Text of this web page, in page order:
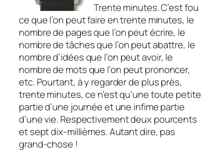
Trente minutes. C’est fou
ce que l’on peut faire en trente minutes, le
nombre de pages que l’on peut écrire, le
nombre de tâches que l’on peut abattre, le
nombre d’idées que l’on peut avoir, le
nombre de mots que l’on peut prononcer,
etc. Pourtant, à y regarder de plus près,
trente minutes, ce n’est qu’une toute petite
partie d’une journée et une infime partie
d’une vie. Respectivement deux pourcents
et sept dix-millièmes. Autant dire, pas
grand-chose !